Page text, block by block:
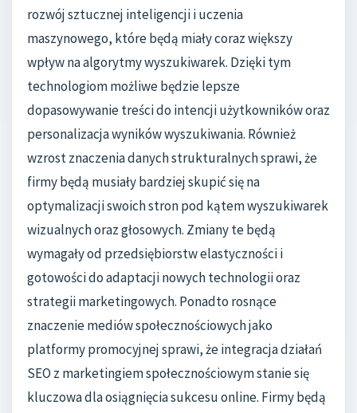
rozwój sztucznej inteligencji i uczenia
maszynowego, które będą miały coraz większy
wpływ na algorytmy wyszukiwarek. Dzięki tym
technologiom możliwe będzie lepsze
dopasowywanie treści do intencji użytkowników oraz
personalizacja wyników wyszukiwania. Również
wzrost znaczenia danych strukturalnych sprawi, że
firmy będą musiały bardziej skupić się na
optymalizacji swoich stron pod kątem wyszukiwarek
wizualnych oraz głosowych. Zmiany te będą
wymagały od przedsiębiorstw elastyczności i
gotowości do adaptacji nowych technologii oraz
strategii marketingowych. Ponadto rosnące
znaczenie mediów społecznościowych jako
platformy promocyjnej sprawi, że integracja działań
SEO z marketingiem społecznościowym stanie się
kluczowa dla osiągnięcia sukcesu online. Firmy będą